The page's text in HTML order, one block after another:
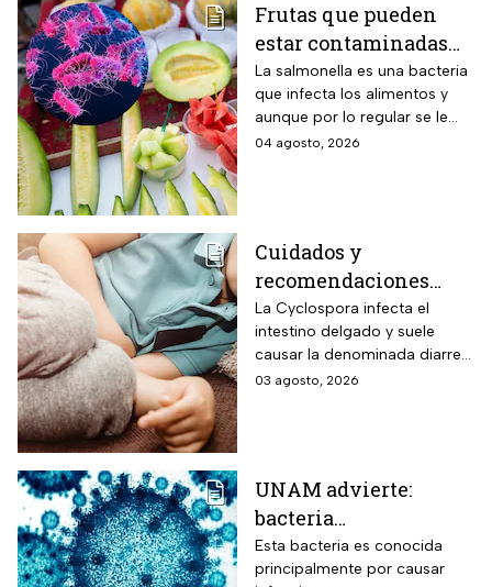
Frutas que pueden
estar contaminadas
de salmonella y cómo
protegerte del
contagio
La salmonella es una bacteria
que infecta los alimentos y
aunque por lo regular se le
relaciona con el huevo,
04 agosto, 2026
Cuidados y
recomendaciones
para niños ante los
riesgos por cyclospora
La Cyclospora infecta el
intestino delgado y suele
causar la denominada diarrea
explosiva, de acuerdo con
03 agosto, 2026
UNAM advierte:
bacteria
Acinetobacter
baumannii podría
Esta bacteria es conocida
principalmente por causar